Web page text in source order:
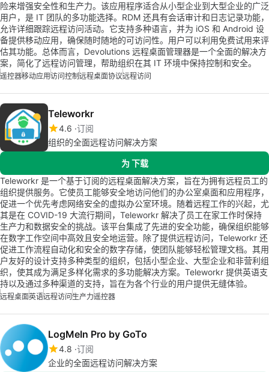
险来增强安全性和生产力。该应用程序适合从小型企业到大型企业的广泛
用户，是 IT 团队的多功能选择。RDM 还具有会话审计和日志记录功能，
允许详细跟踪远程访问活动。它支持多种语言，并为 iOS 和 Android 设
备提供移动应用，确保随时随地的可访问性。用户可以利用免费试用来评
估其功能。总体而言，Devolutions 远程桌面管理器是一个全面的解决方
案，简化了远程访问管理，帮助组织在其 IT 环境中保持控制和安全。
遥控器移动应用访问控制 远程桌面协议远程访问
Teleworkr
4.6 订阅
组织的全面远程访问解决方案
为 下载
Teleworkr 是一个基于订阅的远程桌面解决方案，旨在为拥有远程员工的
组织提供服务。它使员工能够安全地访问他们的办公室桌面和应用程序，
促进一个优先考虑网络安全的虚拟办公室环境。随着远程工作的兴起，尤
其是在 COVID-19 大流行期间，Teleworkr 解决了员工在家工作时保持
生产力和数据安全的挑战。该平台集成了先进的安全功能，确保组织能够
在数字工作空间中高效且安全地运营。除了提供远程访问，Teleworkr 还
促进工作流程自动化和安全的数字存储，使团队能够轻松管理文档。其用
户友好的设计支持多种类型的组织，包括小型企业、大型企业和非营利组
织，使其成为满足多样化需求的多功能解决方案。Teleworkr 提供英语支
持以及通过多种渠道的支持，旨在为各个行业的用户提供无缝体验。
远程桌面英语远程访问生产力遥控器
LogMeIn Pro by GoTo
4.8 订阅
企业的全面远程访问解决方案